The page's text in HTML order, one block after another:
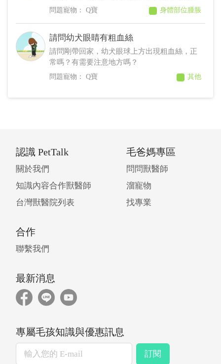
都沒有疼痛反應，吃飯大便也正常，請問這是
過敏反應嗎？需要注意什麼？謝謝
Q寶 身體部位腫脹
請問幼犬眼睛有粗血絲
請問剛帶回家，幼犬眼球上方出現粗血絲，正
常嗎？有需要注意地方嗎？
Q寶 其他
認識 PetTalk
關於我們
知識內容合作獸醫師
台灣獸醫院列表
毛爸媽專區
問問獸醫師
溜寵物
找專業
合作
聯繫我們
最新消息
專屬毛孩知識與優惠訊息
訂閱